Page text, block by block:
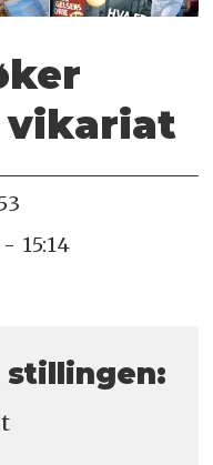
- 15:14
stillingen: